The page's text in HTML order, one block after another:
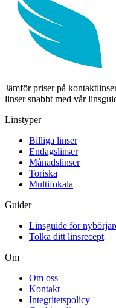
Jämför priser på
linser snabbt med vår
Linstyper
Billiga linser
Endagslinser
Månadslinser
Toriska
Multifokala
Guider
Linsguide för
Tolka ditt linsrecept
Om
Om oss
Kontakt
Integritetspolicy